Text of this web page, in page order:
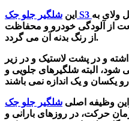
این شلگیر جلو جک S3 ولای به
از آلودگی خودرو و محفاظت
از رنگ بدنه آن می گردد.
و در پشت لاستیک و در زیر
البته شلگیرهای جلویی و
یکسان و یک اندازه نمی باشند
وظیفه اصلی
حرکت، در روزهای بارانی و